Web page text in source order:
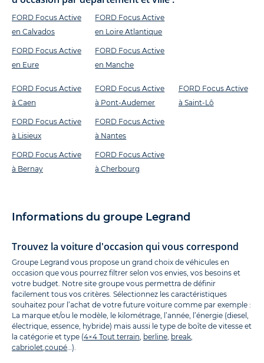
FORD Focus Active
en Calvados
FORD Focus Active
en Eure
FORD Focus Active
en Loire Atlantique
FORD Focus Active
en Manche
FORD Focus Active
à Caen
FORD Focus Active
à Lisieux
FORD Focus Active
à Bernay
FORD Focus Active
à Pont-Audemer
FORD Focus Active
à Nantes
FORD Focus Active
à Cherbourg
FORD Focus Active
à Saint-Lô
Informations du groupe Legrand
Trouvez la voiture d'occasion qui vous correspond
Groupe Legrand vous propose un grand choix de véhicules en
occasion que vous pourrez filtrer selon vos envies, vos besoins et
votre budget. Notre site groupe vous permettra de définir
facilement tous vos critères. Sélectionnez les caractéristiques
souhaitez pour l’achat de votre future voiture comme par exemple :
La marque et/ou le modèle, le kilométrage, l’année, l’énergie (diesel,
électrique, essence, hybride) mais aussi le type de boîte de vitesse et
la catégorie et type (4×4 Tout terrain, berline, break,
cabriolet,coupé…).